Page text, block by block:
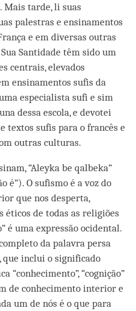
Mais tarde, li suas
palestras e ensinamentos
e em diversas outras
Santidade têm sido um
centrais, elevados
ensinamentos sufis da
especialista sufi e sim
dessa escola, e devotei
textos sufis para o francês e
outras culturas.
“Aleyka be qalbeka”
é”). O sufismo é a voz do
que nos desperta,
éticos de todas as religiões
é uma expressão ocidental.
da palavra persa
que inclui o significado
“conhecimento”, “cognição”
de conhecimento interior e
um de nós é o que para